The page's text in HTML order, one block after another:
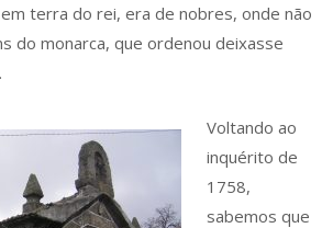
terra do rei, era de nobres, onde não
do monarca, que ordenou deixasse
.
Voltando ao
inquérito de
1758,
sabemos que